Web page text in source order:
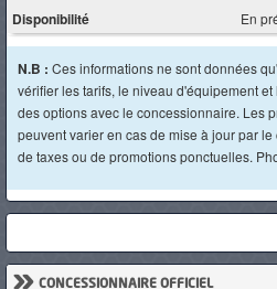
Disponibilité En
N.B : Ces informations ne sont données
vérifier les tarifs, le niveau d'équipement
des options avec le concessionnaire. Les
peuvent varier en cas de mise à jour par
de taxes ou de promotions ponctuelles.
CONCESSIONNAIRE OFFICIEL